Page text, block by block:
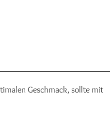
Geschmack, sollte mit